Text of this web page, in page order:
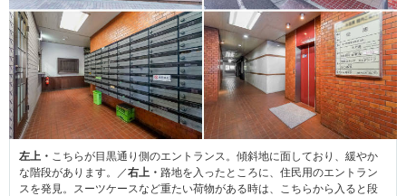
左上・ こちらが目黒通り側のエントランス。傾斜地に面しており、緩やか
な階段があります。／右上・ 路地を入ったところに、住民用のエントラン
スを発見。スーツケースなど重たい荷物がある時は、こちらから入ると段